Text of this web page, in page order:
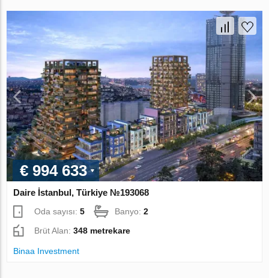
€ 994 633
Daire İstanbul, Türkiye №193068
Oda sayısı:5 Banyo:2
Brüt Alan:348 metrekare
Binaa Investment